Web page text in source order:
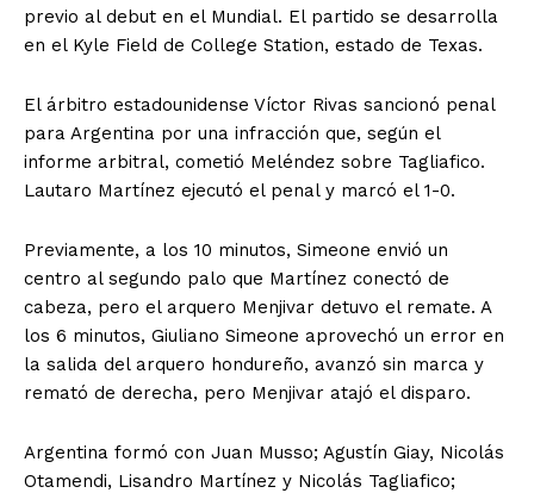
previo al debut en el Mundial. El partido se desarrolla
en el Kyle Field de College Station, estado de Texas.
El árbitro estadounidense Víctor Rivas sancionó penal
para Argentina por una infracción que, según el
informe arbitral, cometió Meléndez sobre Tagliafico.
Lautaro Martínez ejecutó el penal y marcó el 1-0.
Previamente, a los 10 minutos, Simeone envió un
centro al segundo palo que Martínez conectó de
cabeza, pero el arquero Menjivar detuvo el remate. A
los 6 minutos, Giuliano Simeone aprovechó un error en
la salida del arquero hondureño, avanzó sin marca y
remató de derecha, pero Menjivar atajó el disparo.
Argentina formó con Juan Musso; Agustín Giay, Nicolás
Otamendi, Lisandro Martínez y Nicolás Tagliafico;